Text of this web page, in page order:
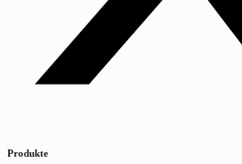
Produkte